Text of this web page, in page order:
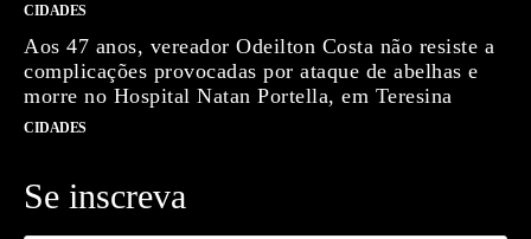
CIDADES
Aos 47 anos, vereador Odeilton Costa não resiste a
complicações provocadas por ataque de abelhas e
morre no Hospital Natan Portella, em Teresina
CIDADES
Se inscreva